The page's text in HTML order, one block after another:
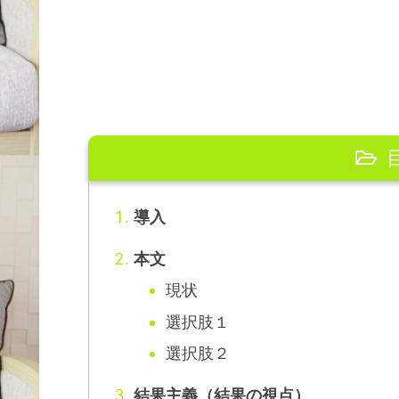
導入
本文
現状
選択肢１
選択肢２
結果主義（結果の視点）